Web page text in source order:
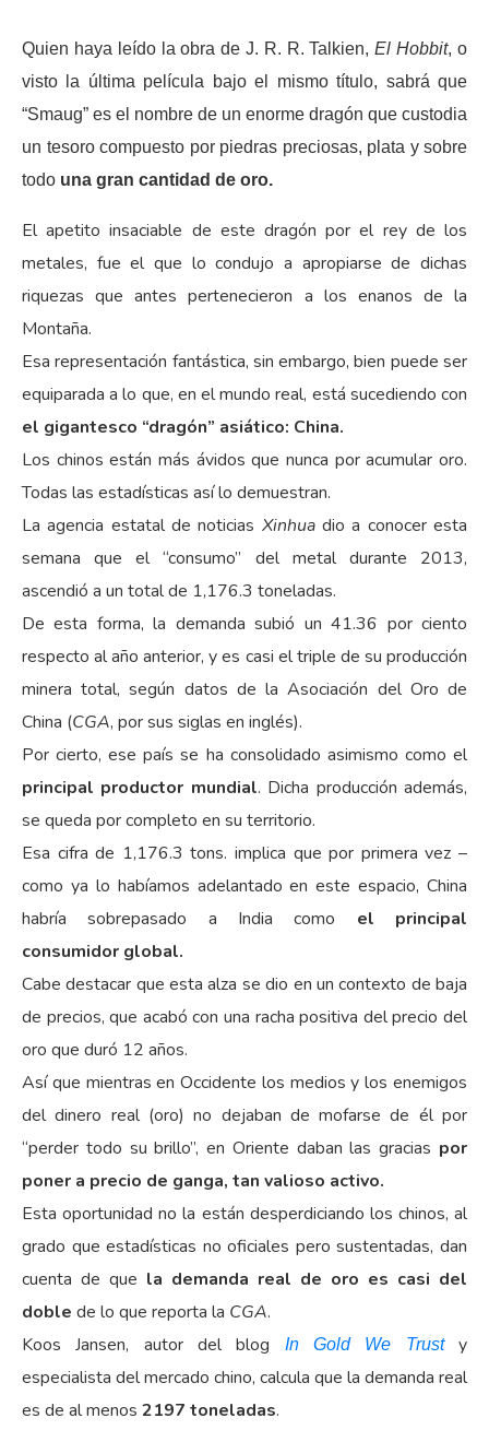
Quien haya leído la obra de J. R. R. Talkien,El Hobbit, o
visto la última película bajo el mismo título, sabrá que
“Smaug” es el nombre de un enorme dragón que custodia
un tesoro compuesto por piedras preciosas, plata y sobre
todo una gran cantidad de oro.
El apetito insaciable de este dragón por el rey de los
metales, fue el que lo condujo a apropiarse de dichas
riquezas que antes pertenecieron a los enanos de la
Montaña.
Esa representación fantástica, sin embargo, bien puede ser
equiparada a lo que, en el mundo real, está sucediendo con
el gigantesco “dragón” asiático: China.
Los chinos están más ávidos que nunca por acumular oro.
Todas las estadísticas así lo demuestran.
La agencia estatal de noticias Xinhuadio a conocer esta
semana que el “consumo” del metal durante 2013,
ascendió a un total de 1,176.3 toneladas.
De esta forma, la demanda subió un 41.36 por ciento
respecto al año anterior, y es casi el triple de su producción
minera total, según datos de la Asociación del Oro de
China (CGA, por sus siglas en inglés).
Por cierto, ese país se ha consolidado asimismo como el
principal productor mundial. Dicha producción además,
se queda por completo en su territorio.
Esa cifra de 1,176.3 tons. implica que por primera vez –
como ya lo habíamos adelantado en este espacio, China
habría sobrepasado a India como el principal
consumidor global.
Cabe destacar que esta alza se dio en un contexto de baja
de precios, que acabó con una racha positiva del precio del
oro que duró 12 años.
Así que mientras en Occidente los medios y los enemigos
del dinero real (oro) no dejaban de mofarse de él por
“perder todo su brillo”, en Oriente daban las gracias por
poner a precio de ganga, tan valioso activo.
Esta oportunidad no la están desperdiciando los chinos, al
grado que estadísticas no oficiales pero sustentadas, dan
cuenta de que la demanda real de oro es casi del
doble de lo que reporta la CGA.
Koos Jansen, autor del blog
In Gold We Trusty
especialista del mercado chino, calcula que la demanda real
es de al menos 2197 toneladas.